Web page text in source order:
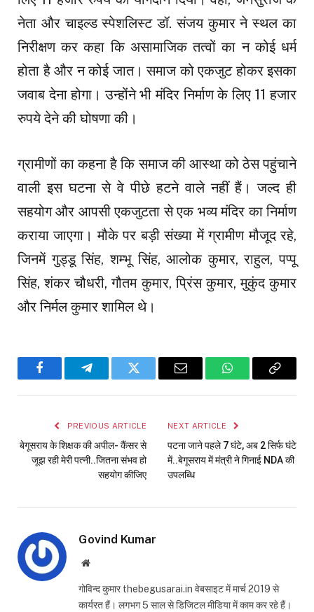
नेता और चाइल्ड स्पेशलिस्ट डॉ. संजय कुमार ने स्थल का
निरीक्षण कर कहा कि असामाजिक तत्वों का न कोई धर्म
होता है और न कोई जात। समाज को एकजुट होकर इसका
जवाब देना होगा। उन्होंने भी मंदिर निर्माण के लिए 11 हजार
रुपये देने की घोषणा की।
ग्रामीणों का कहना है कि समाज की आस्था को ठेस पहुंचाने
वाली इस घटना से वे पीछे हटने वाले नहीं हैं। जल्द ही
सहयोग और आपसी एकजुटता से एक भव्य मंदिर का निर्माण
कराया जाएगा। मौके पर बड़ी संख्या में ग्रामीण मौजूद रहे,
जिनमें गुड्डू सिंह, शम्भू सिंह, आलोक कुमार, राहुल, पप्पू
सिंह, शंकर चौधरी, गौतम कुमार, प्रिंस कुमार, मुकुंद कुमार
और निर्मल कुमार शामिल थे।
FacebookTelegramTwitter Email WhatsAppCopy
PREVIOUS ARTICLE
बेगूसराय के शिक्षक की अपील- कैंसर से
जूझ रही मेरी पत्नी..जितना संभव हो
सहयोग कीजिए
NEXT ARTICLE
पटना जाने पहले 7 घंटे, अब 2 सिर्फ घंटे
में..बेगूसराय में मंत्री ने गिनाई NDA की
उपलब्धि
Govind Kumar
Website
गोविन्द कुमार thebegusarai.in वेबसाइट में मार्च 2019 से
कार्यरत हैं। लगभग 5 साल से डिजिटल मीडिया में काम कर रहे हैं।